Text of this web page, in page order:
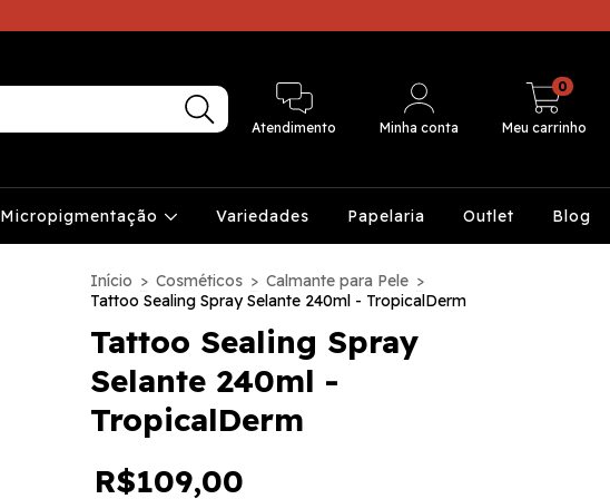
Atendimento Minha conta Meu carrinho
0
Micropigmentação Variedades Papelaria Outlet Blog
Início > Cosméticos > Calmante para Pele >
Tattoo Sealing Spray Selante 240ml - TropicalDerm
Tattoo Sealing Spray
Selante 240ml -
TropicalDerm
R$109,00